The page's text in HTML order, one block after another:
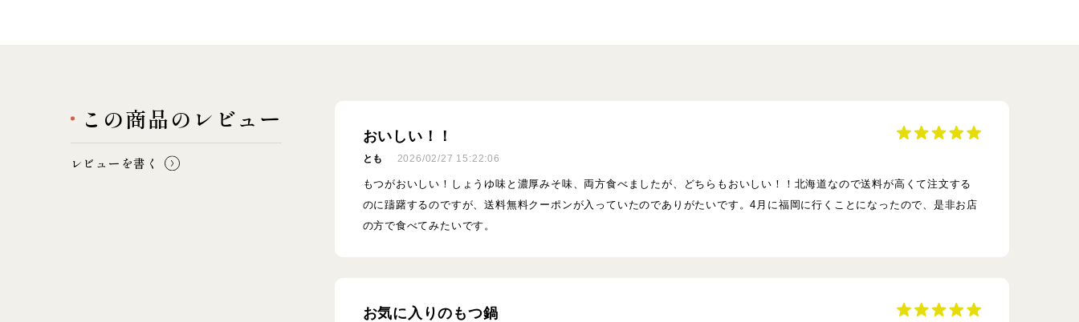
この商品のレビュー
レビューを書く
おいしい！！
とも 2026/02/27 15:22:06
もつがおいしい！しょうゆ味と濃厚みそ味、両方食べましたが、どちらもおいしい！！北海道なので送料が高くて注文する
のに躊躇するのですが、送料無料クーポンが入っていたのでありがたいです。4月に福岡に行くことになったので、是非お店
の方で食べてみたいです。
お気に入りのもつ鍋